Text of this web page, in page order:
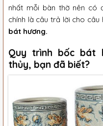
nhất mỗi bàn thờ nên có
chính là câu trả lời cho câu
bát hương.
Quy trình bốc bát
thủy, bạn đã biết?